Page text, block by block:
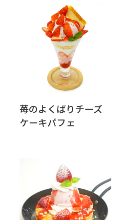
苺のよくばりチーズ
ケーキパフェ